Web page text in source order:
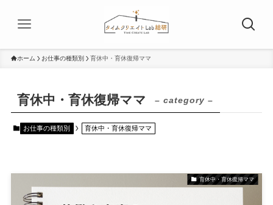
ホーム お仕事の種類別 育休中・育休復帰ママ
育休中・育休復帰ママ – category –
お仕事の種類別 育休中・育休復帰ママ
育休中・育休復帰ママ